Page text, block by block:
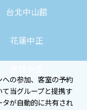
台北中山館
花蓮中正
大阪心斎橋
の参加、客室の予約
当グループと提携す
が自動的に共有され